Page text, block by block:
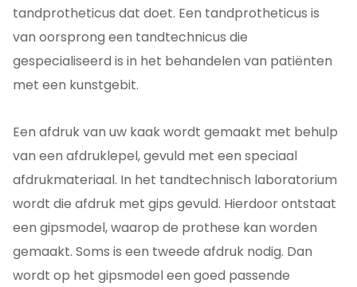
tandprotheticus dat doet. Een tandprotheticus is
van oorsprong een tandtechnicus die
gespecialiseerd is in het behandelen van patiënten
met een kunstgebit.
Een afdruk van uw kaak wordt gemaakt met behulp
van een afdruklepel, gevuld met een speciaal
afdrukmateriaal. In het tandtechnisch laboratorium
wordt die afdruk met gips gevuld. Hierdoor ontstaat
een gipsmodel, waarop de prothese kan worden
gemaakt. Soms is een tweede afdruk nodig. Dan
wordt op het gipsmodel een goed passende